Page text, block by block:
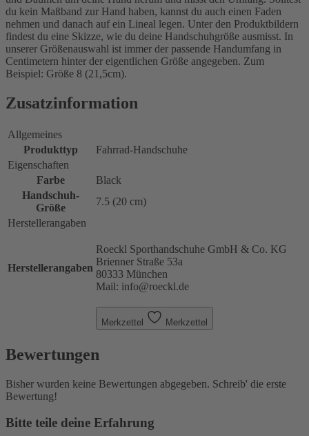
du kein Maßband zur Hand haben, kannst du auch einen Faden
nehmen und danach auf ein Lineal legen. Unter den Produktbildern
findest du eine Skizze, wie du deine Handschuhgröße ausmisst. In
unserer Größenauswahl ist immer der passende Handumfang in
Centimetern hinter der eigentlichen Größe angegeben. Zum
Beispiel: Größe 8 (21,5cm).
Zusatzinformation
Allgemeines
Produkttyp
Fahrrad-Handschuhe
Eigenschaften
Farbe
Black
Handschuh-
Größe
7.5 (20 cm)
Herstellerangaben
Herstellerangaben
Roeckl Sporthandschuhe GmbH & Co. KG
Brienner Straße 53a
80333 München
Mail: info@roeckl.de
Merkzettel Merkzettel
Bewertungen
Bisher wurden keine Bewertungen abgegeben. Schreib' die erste
Bewertung!
Bitte teile deine Erfahrung